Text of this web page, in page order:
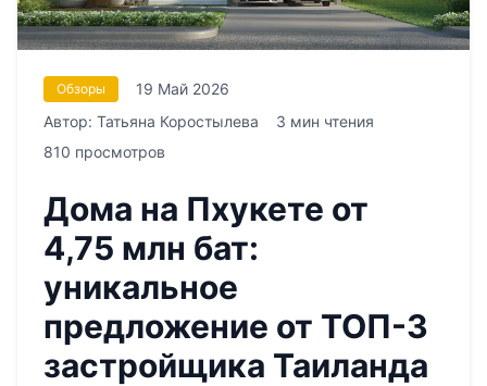
Обзоры
19 Май 2026
Автор: Татьяна Коростылева
3 мин чтения
810 просмотров
Дома на Пхукете от
4,75 млн бат:
уникальное
предложение от ТОП-3
застройщика Таиланда